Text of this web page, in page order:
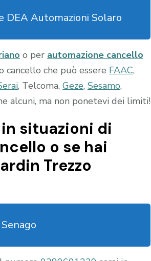
DEA Automazioni Solaro
o per automazione cancello
cancello che può essere FAAC,
, Telcoma, Geze, Sesamo,
alcuni, ma non ponetevi dei limiti!
situazioni di
o se hai
Trezzo